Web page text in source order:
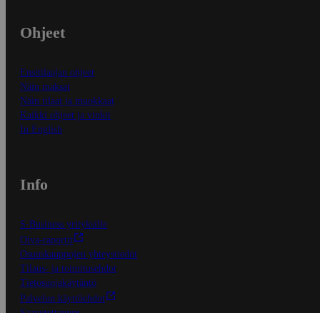
Ohjeet
Ensitilaajan ohjeet
Näin maksat
Näin tilaat ja muokkaat
Kaikki ohjeet ja vinkit
In English
Info
S-Business yrityksille
Oiva-raportit
Osuuskauppojen yhteystiedot
Tilaus- ja toimitusehdot
Tietosuojakäytäntö
Palvelun käyttöehdot